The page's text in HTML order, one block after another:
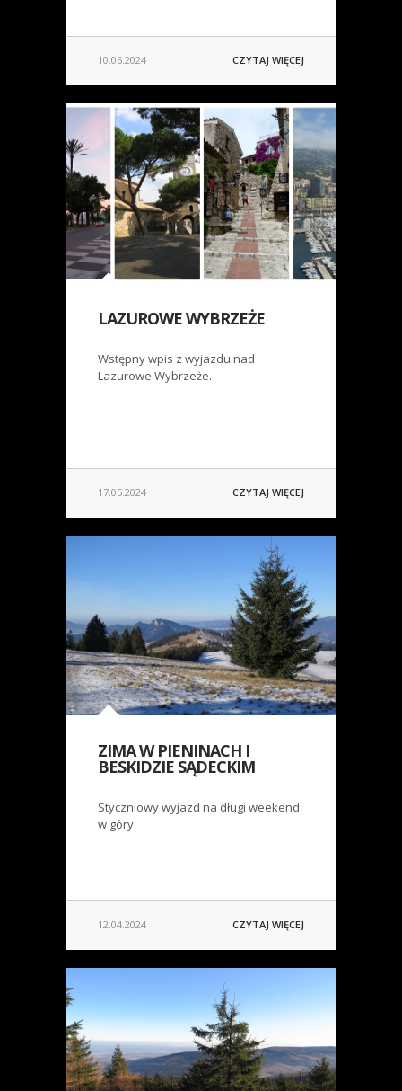
10.06.2024 CZYTAJ WIĘCEJ
LAZUROWE WYBRZEŻE
Wstępny wpis z wyjazdu nad
Lazurowe Wybrzeże.
17.05.2024 CZYTAJ WIĘCEJ
ZIMA W PIENINACH I
BESKIDZIE SĄDECKIM
Styczniowy wyjazd na długi weekend
w góry.
12.04.2024 CZYTAJ WIĘCEJ